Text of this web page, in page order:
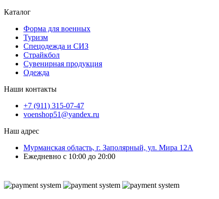
Каталог
Форма для военных
Туризм
Спецодежда и СИЗ
Страйкбол
Сувенирная продукция
Одежда
Наши контакты
+7 (911) 315-07-47
voenshop51@yandex.ru
Наш адрес
Мурманская область, г. Заполярный, ул. Мира 12А
Ежедневно с 10:00 до 20:00